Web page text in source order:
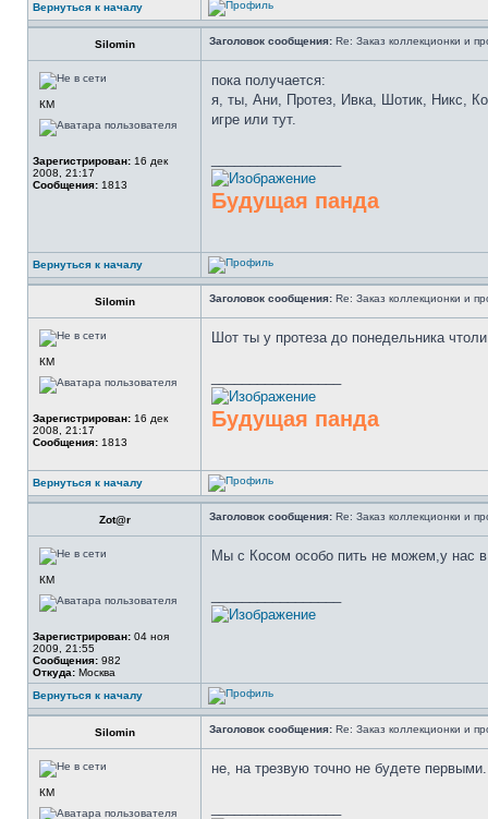
Вернуться к началу
Silomin Заголовок сообщения: Re: Заказ коллекционки и
КМ
Зарегистрирован: 16 дек
2008, 21:17
Сообщения: 1813
пока получается:
я, ты, Ани, Протез, Ивка, Шотик, Никс,
игре или тут.
Будущая панда
Вернуться к началу
Silomin Заголовок сообщения: Re: Заказ коллекционки и
КМ
Зарегистрирован: 16 дек
2008, 21:17
Сообщения: 1813
Шот ты у протеза до понедельника
Будущая панда
Вернуться к началу
Zot@r Заголовок сообщения: Re: Заказ коллекционки и
КМ
Зарегистрирован: 04 ноя
2009, 21:55
Сообщения: 982
Откуда: Москва
Мы с Косом особо пить не можем,у нас в
Вернуться к началу
Silomin Заголовок сообщения: Re: Заказ коллекционки и
КМ
не, на трезвую точно не будете первыми.